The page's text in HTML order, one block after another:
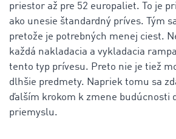
priestor až pre 52 europaliet. To je
ako unesie štandardný príves. Tým
pretože je potrebných menej ciest.
každá nakladacia a vykladacia
tento typ prívesu. Preto nie je tiež
dlhšie predmety. Napriek tomu sa
ďalším krokom k zmene budúcnosti
priemyslu.